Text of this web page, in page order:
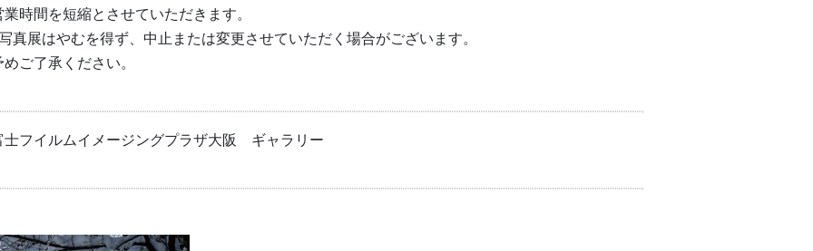
業時間を短縮とさせていただきます。
真展はやむを得ず、中止または変更させていただく場合がございます。
ご了承ください。
士フイルムイメージングプラザ大阪 ギャラリー